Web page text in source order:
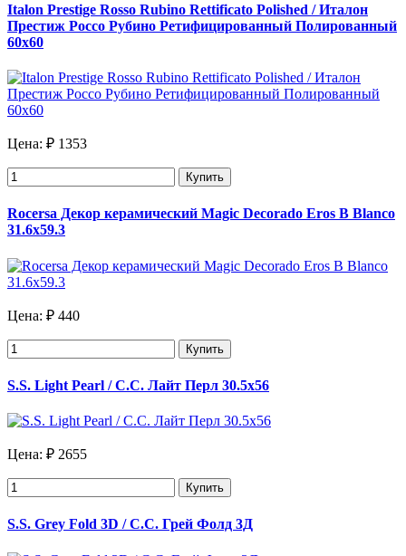
Italon Prestige Rosso Rubino Rettificato Polished / Италон
Престиж Россо Рубино Ретифицированный Полированный
60х60
Цена: ₽ 1353
Купить
Rocersa Декор керамический Magic Decorado Eros B Blanco
31.6х59.3
Цена: ₽ 440
Купить
S.S. Light Pearl / С.С. Лайт Перл 30.5х56
Цена: ₽ 2655
Купить
S.S. Grey Fold 3D / С.С. Грей Фолд 3Д